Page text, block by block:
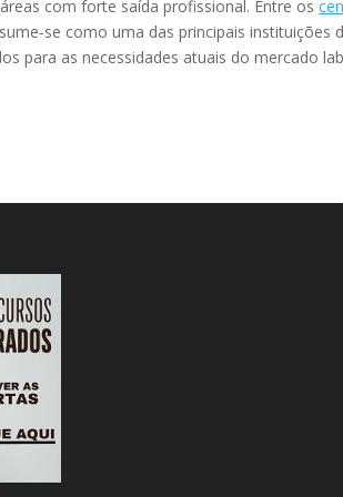
com forte saída profissional. Entre os
se como uma das principais instituições
para as necessidades atuais do mercado